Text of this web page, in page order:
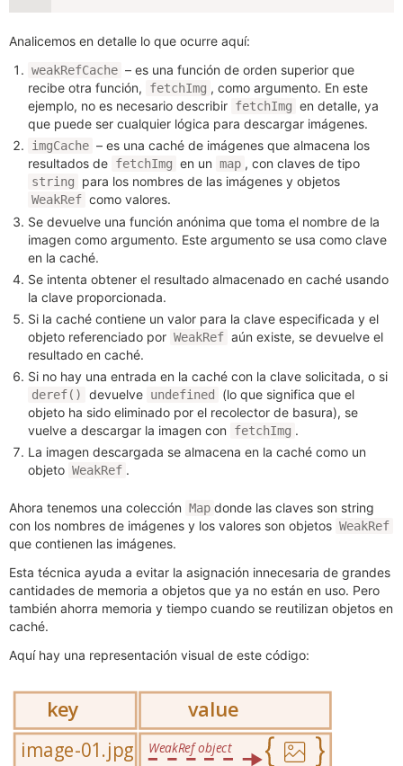
Analicemos en detalle lo que ocurre aquí:
weakRefCache – es una función de orden superior que
recibe otra función,
fetchImg , como argumento. En este
ejemplo, no es necesario describir fetchImg en detalle, ya
que puede ser cualquier lógica para descargar imágenes.
imgCache – es una caché de imágenes que almacena los
resultados de fetchImg en un map , con claves de tipo
string para los nombres de las imágenes y objetos
WeakRef como valores.
Se devuelve una función anónima que toma el nombre de la
imagen como argumento. Este argumento se usa como clave
en la caché.
Se intenta obtener el resultado almacenado en caché usando
la clave proporcionada.
Si la caché contiene un valor para la clave especificada y el
objeto referenciado por WeakRef aún existe, se devuelve el
resultado en caché.
Si no hay una entrada en la caché con la clave solicitada, o si
deref() devuelve undefined
(lo que significa que el
objeto ha sido eliminado por el recolector de basura), se
vuelve a descargar la imagen con
fetchImg .
La imagen descargada se almacena en la caché como un
objeto WeakRef .
Ahora tenemos una colección Map donde las claves son string
con los nombres de imágenes y los valores son objetos WeakRef
que contienen las imágenes.
Esta técnica ayuda a evitar la asignación innecesaria de grandes
cantidades de memoria a objetos que ya no están en uso. Pero
también ahorra memoria y tiempo cuando se reutilizan objetos en
caché.
Aquí hay una representación visual de este código: